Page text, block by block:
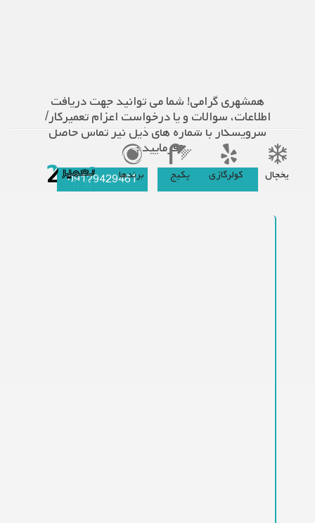
یخچال کولرگازی پکیج برندها
همشهری گرامی! شما می توانید جهت دریافت
اطلاعات، سوالات و یا درخواست اعزام تعمیرکار/
سرویسکار با شماره های ذیل نیز تماس حاصل
فرمایید :
021-66609627
09129429461